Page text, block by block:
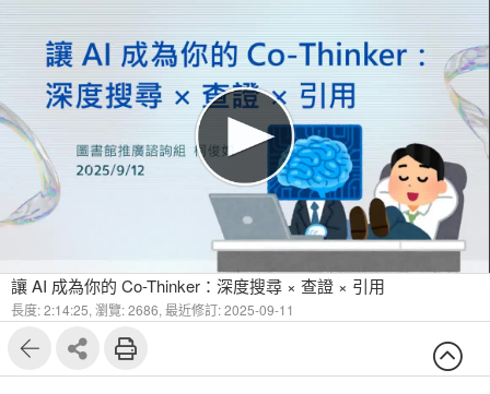
讓 AI 成為你的 Co-Thinker：深度搜尋 × 查證 × 引用
長度: 2:14:25, 瀏覽: 2686, 最近修訂: 2025-09-11